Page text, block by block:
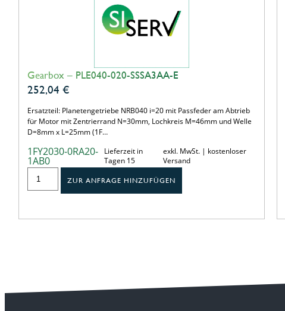
Gearbox – PLE040-020-SSSA3AA-E
252,04 €
Ersatzteil: Planetengetriebe NRB040 i=20 mit Passfeder am Abtrieb
für Motor mit Zentrierrand N=30mm, Lochkreis M=46mm und Welle
D=8mm x L=25mm (1F…
1FY2030-0RA20-
1AB0
Lieferzeit in
Tagen 15
exkl. MwSt. | kostenloser
Versand
ZUR ANFRAGE HINZUFÜGEN